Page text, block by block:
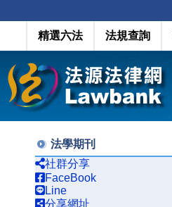
精選六法 法規查詢
法學期刊
社群分享
FaceBook
Line
分享網址